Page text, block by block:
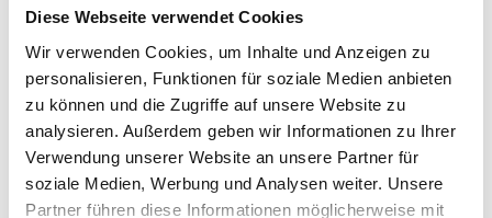
Diese Webseite verwendet Cookies
Wir verwenden Cookies, um Inhalte und Anzeigen zu
personalisieren, Funktionen für soziale Medien anbieten
zu können und die Zugriffe auf unsere Website zu
analysieren. Außerdem geben wir Informationen zu Ihrer
Verwendung unserer Website an unsere Partner für
soziale Medien, Werbung und Analysen weiter. Unsere
Partner führen diese Informationen möglicherweise mit
Baubeginn für das Leuchtturmprojekt der Klimastadt gefeiert.
Neben den Gesellschaftern der HY.City.Bremerhaven nahmen
auch Bremerhavens Oberbürgermeister Melf Grantz sowie
weitere politische und kommunale Vertreter an der feierlichen
Veranstaltung teil. Die Fertigstellung der zwei Projektstandorte ist
für diesen Sommer geplant. Die Errichtung der 2-Megawatt-
Wasserstoffproduktionsanlage am Grauwallring und der Bau der
öffentlichen Tankstelle am Standort „Zur Hexenbrücke“ bilden